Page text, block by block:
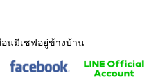
อนมีเชฟอยู่ข้างบ้าน